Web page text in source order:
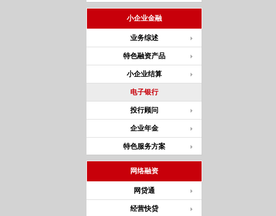
小企业金融
业务综述
特色融资产品
小企业结算
电子银行
投行顾问
企业年金
特色服务方案
网络融资
网贷通
经营快贷